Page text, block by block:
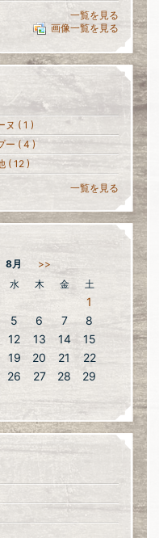
一覧を見る
画像一覧を見る
ヌ ( 1 )
ー ( 4 )
( 12 )
一覧を見る
8月
>>
水 木 金 土
1
5 6 7
8
12 13 14
15
19 20 21
22
26 27 28
29